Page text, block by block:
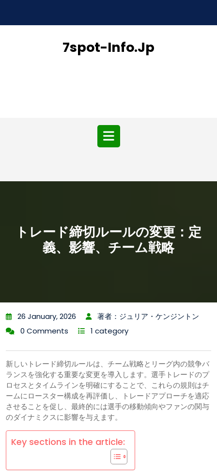
content
7spot-Info.jp
Open
トレード締切ルールの変更：定
義、影響、チーム戦略
26 January, 2026
著者：ジュリア・ケンジントン
0 Comments
1 category
新しいトレード締切ルールは、チーム戦略とリーグ内の競争バ
ランスを強化する重要な変更を導入します。選手トレードのプ
ロセスとタイムラインを明確にすることで、これらの規則はチ
ームにロースター構成を再評価し、トレードアプローチを適応
させることを促し、最終的には選手の移動傾向やファンの関与
のダイナミクスに影響を与えます。
Key sections in the article: